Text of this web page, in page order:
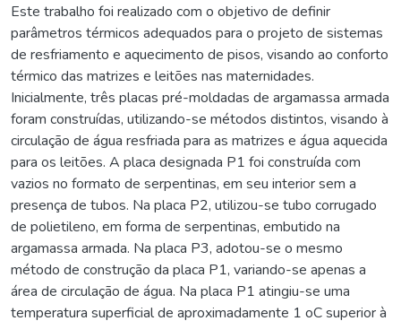
Este trabalho foi realizado com o objetivo de definir
parâmetros térmicos adequados para o projeto de sistemas
de resfriamento e aquecimento de pisos, visando ao conforto
térmico das matrizes e leitões nas maternidades.
Inicialmente, três placas pré-moldadas de argamassa armada
foram construídas, utilizando-se métodos distintos, visando à
circulação de água resfriada para as matrizes e água aquecida
para os leitões. A placa designada P1 foi construída com
vazios no formato de serpentinas, em seu interior sem a
presença de tubos. Na placa P2, utilizou-se tubo corrugado
de polietileno, em forma de serpentinas, embutido na
argamassa armada. Na placa P3, adotou-se o mesmo
método de construção da placa P1, variando-se apenas a
área de circulação de água. Na placa P1 atingiu-se uma
temperatura superficial de aproximadamente 1 oC superior à